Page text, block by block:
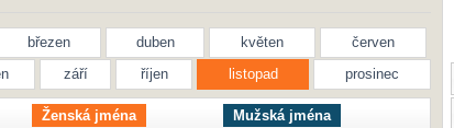
březen duben květen
červen
září říjen listopad prosinec
Ženská jména Mužská jména